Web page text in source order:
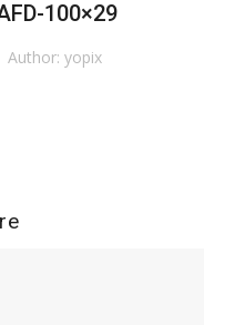
100×29
Author: yopix